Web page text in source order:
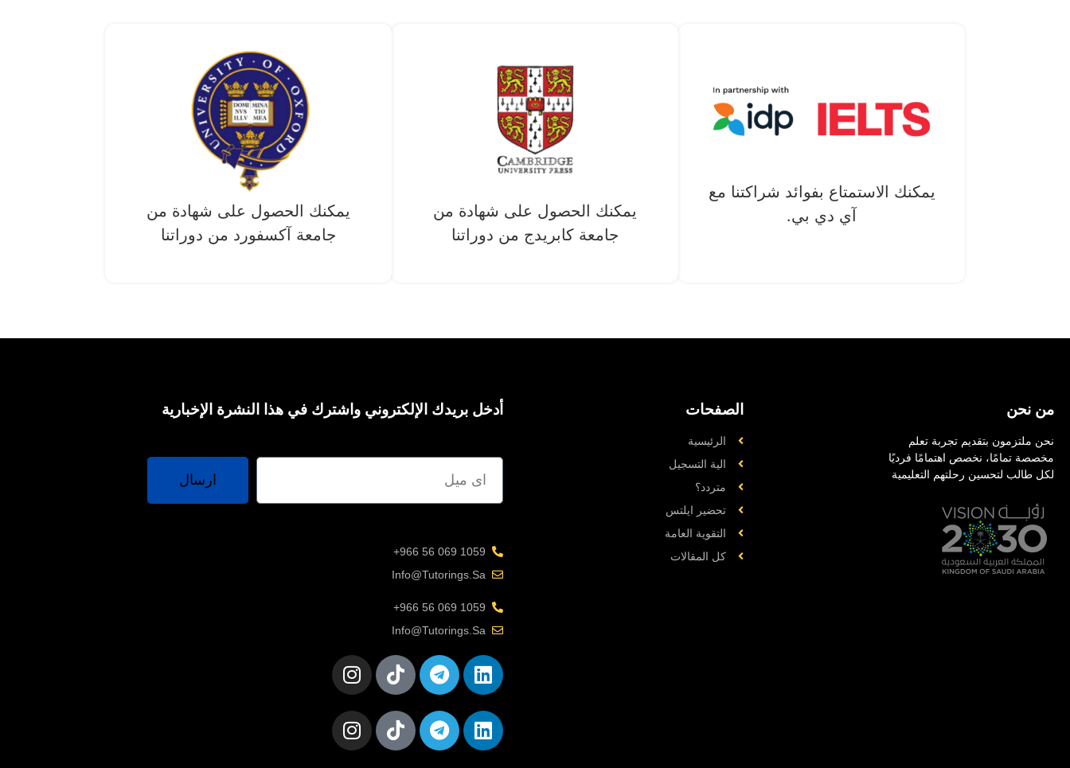
يمكنك الاستمتاع بفوائد شراكتنا مع
آي دي بي.
يمكنك الحصول على شهادة من
جامعة كابريدج من دوراتنا
يمكنك الحصول على شهادة من
جامعة آکسفورد من دوراتنا
من نحن
نحن ملتزمون بتقديم تجربة تعلم
مخصصة تمامًا، نخصص اهتمامًا فرديًا
لكل طالب لتحسين رحلتهم التعليمية
الصفحات
الرئيسية
الية التسجيل
متردد؟
تحضیر ایلتس
التقوية العامة
کل المقالات
أدخل بريدك الإلكتروني واشترك في هذا النشرة الإخبارية
ارسال
1059 069 56 966+
Info@tutorings.sa
1059 069 56 966+
Info@tutorings.sa